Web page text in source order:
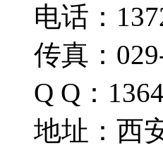
电话：
传真：
Q Q：
地址：西